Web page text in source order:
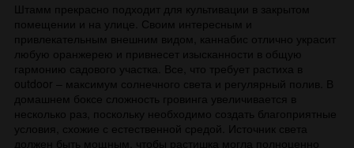
Штамм прекрасно подходит для культивации в закрытом
помещении и на улице. Своим интересным и
привлекательным внешним видом, каннабис отлично украсит
любую оранжерею и привнесет изысканности в общую
гармонию садового участка. Все, что требует растиха в
outdoor – максимум солнечного света и регулярный полив. В
домашнем боксе сложность гровинга увеличивается в
несколько раз, поскольку необходимо создать благоприятные
условия, схожие с естественной средой. Источник света
должен быть мощным, чтобы растишка могла полноценно